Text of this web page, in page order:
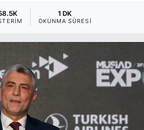
1 DK
OKUNMA SÜRESI